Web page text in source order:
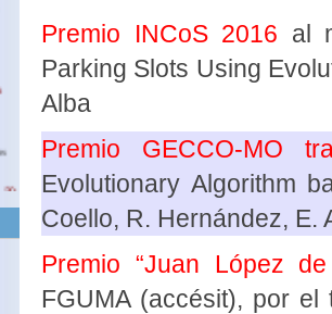
Premio INCoS 2016 al
Parking Slots Using
Alba
Premio GECCO-MO
Evolutionary Algorithm
Coello, R. Hernández, E.
Premio “Juan López de
FGUMA (accésit), por